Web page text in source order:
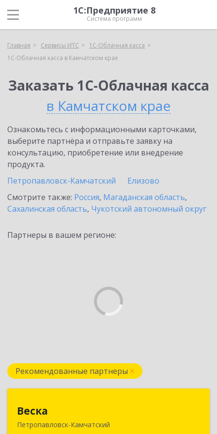
1С:Предприятие 8
Система программ
Главная Сервисы ИТС
1С-Облачная касса
1С-Облачная касса в Камчатском крае
Заказать 1С-Облачная касса
в Камчатском крае
Ознакомьтесь с информационными карточками,
выберите партнёра и отправьте заявку на
консультацию, приобретение или внедрение
продукта.
Петропавловск-Камчатский
Елизово
Смотрите также: Россия, Магаданская область,
Сахалинская область, Чукотский автономный округ
Партнеры в вашем регионе:
Рекомендованные партнеры
Веска
Петропавловск-Камчатский
683031, Камчатский край, Петропавловск-